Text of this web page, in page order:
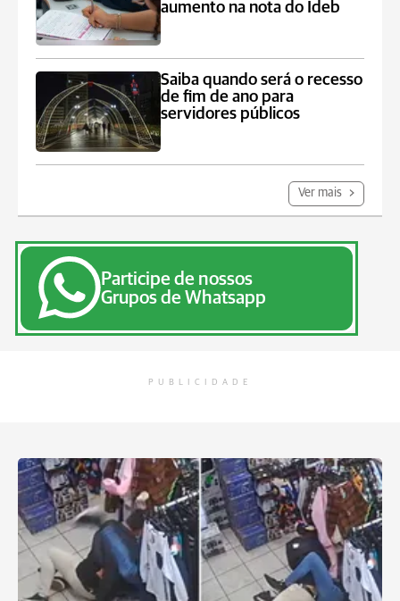
aumento na nota do Ideb
Saiba quando será o recesso
de fim de ano para
servidores públicos
Ver mais
Participe de nossos
Grupos de Whatsapp
PUBLICIDADE